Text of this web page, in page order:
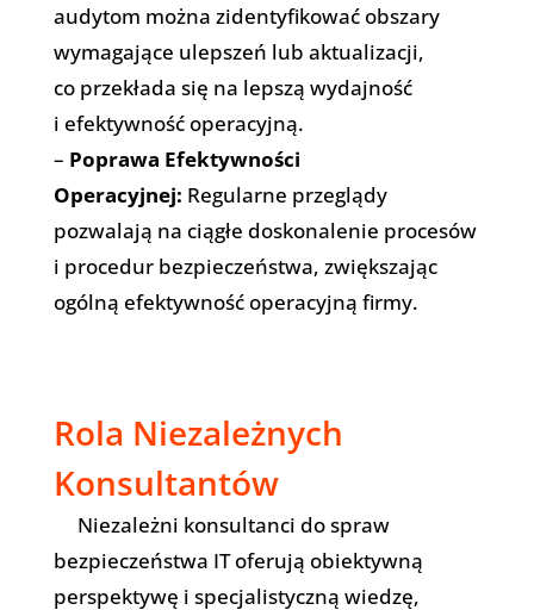
audytom można zidentyfikować obszary
wymagające ulepszeń lub aktualizacji,
co przekłada się na lepszą wydajność
i efektywność operacyjną.
– Poprawa Efektywności
Operacyjnej: Regularne przeglądy
pozwalają na ciągłe doskonalenie procesów
i procedur bezpieczeństwa, zwiększając
ogólną efektywność operacyjną firmy.
Rola Niezależnych
Konsultantów
Niezależni konsultanci do spraw
bezpieczeństwa IT oferują obiektywną
perspektywę i specjalistyczną wiedzę,